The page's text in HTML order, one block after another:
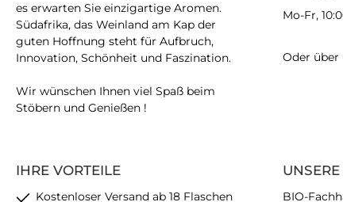
Mo-Fr,
Oder über
IHRE VORTEILE
Kostenloser Versand ab 18 Flaschen
es erwarten Sie einzigartige Aromen.
Südafrika, das Weinland am Kap der
guten Hoffnung steht für Aufbruch,
Innovation, Schönheit und Faszination.
Wir wünschen Ihnen viel Spaß beim
Stöbern und Genießen !
BIO-